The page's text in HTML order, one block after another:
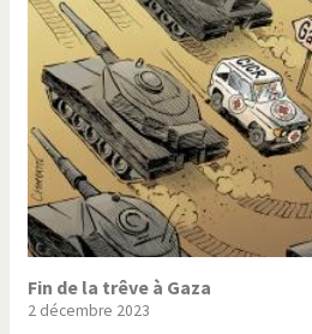
Fin de la trêve à Gaza
2 décembre 2023